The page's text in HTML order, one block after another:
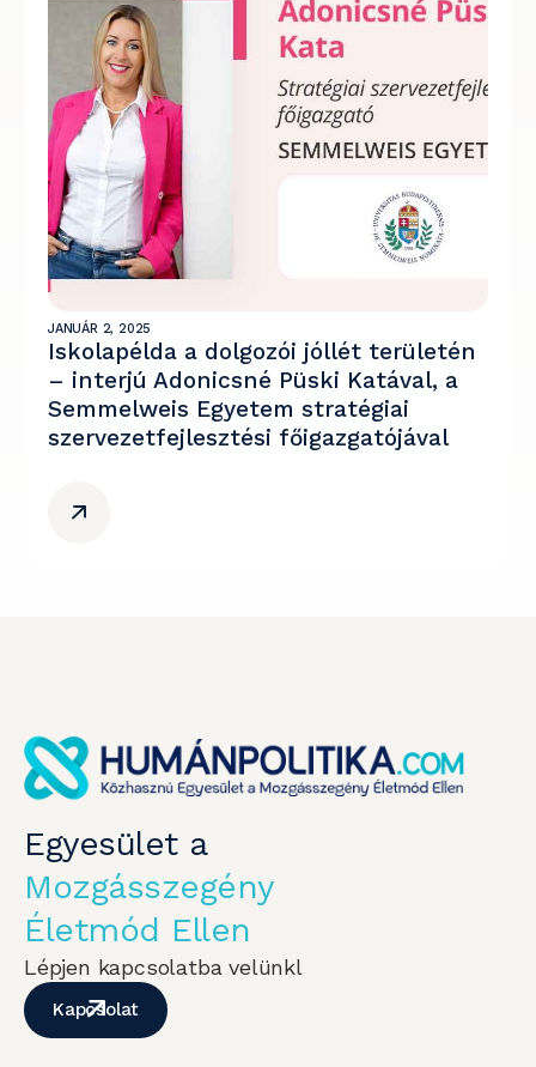
JANUÁR 2, 2025
Iskolapélda a dolgozói jóllét területén
– interjú Adonicsné Püski Katával, a
Semmelweis Egyetem stratégiai
szervezetfejlesztési főigazgatójával
Egyesület a
Mozgásszegény
Életmód Ellen
Lépjen kapcsolatba velünkl
Kapcsolat